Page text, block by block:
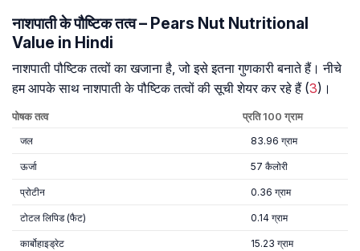
नाशपाती के पौष्टिक तत्व – Pears Nut Nutritional
Value in Hindi
नाशपाती पौष्टिक तत्वों का खजाना है, जो इसे इतना गुणकारी बनाते हैं। नीचे
हम आपके साथ नाशपाती के पौष्टिक तत्वों की सूची शेयर कर रहे हैं (3)।
पोषक तत्व प्रति 100 ग्राम
जल 83.96 ग्राम
ऊर्जा 57 कैलोरी
प्रोटीन 0.36 ग्राम
टोटल लिपिड (फैट) 0.14 ग्राम
कार्बोहाइड्रेट 15.23 ग्राम